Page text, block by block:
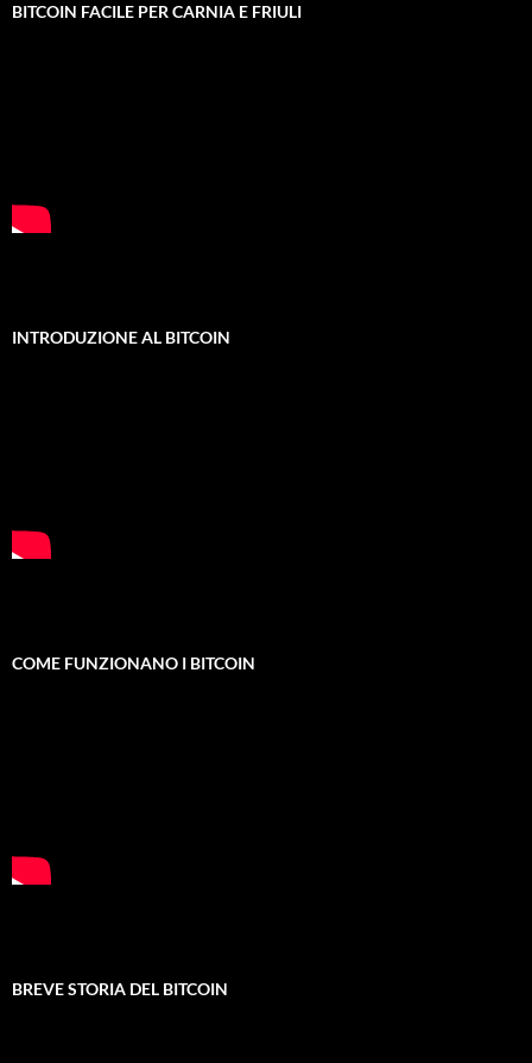
BITCOIN FACILE PER CARNIA E FRIULI
INTRODUZIONE AL BITCOIN
COME FUNZIONANO I BITCOIN
BREVE STORIA DEL BITCOIN